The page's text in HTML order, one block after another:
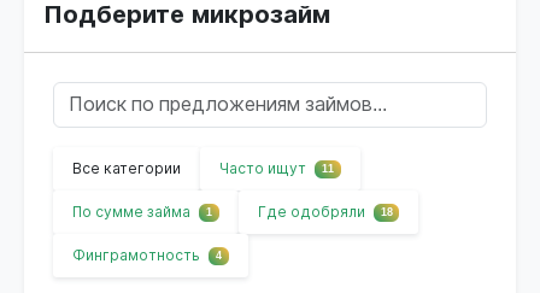
Подберите микрозайм
Все категории Часто ищут 11
По сумме займа 1 Где одобряли 18
Финграмотность 4